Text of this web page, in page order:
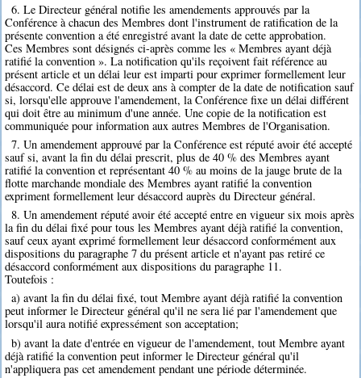
6. Le Directeur général notifie les amendements approuvés par la
Conférence à chacun des Membres dont l'instrument de ratification de la
présente convention a été enregistré avant la date de cette approbation.
Ces Membres sont désignés ci-après comme les « Membres ayant déjà
ratifié la convention ». La notification qu'ils reçoivent fait référence au
présent article et un délai leur est imparti pour exprimer formellement leur
désaccord. Ce délai est de deux ans à compter de la date de notification sauf
si, lorsqu'elle approuve l'amendement, la Conférence fixe un délai différent
qui doit être au minimum d'une année. Une copie de la notification est
communiquée pour information aux autres Membres de l'Organisation.
7. Un amendement approuvé par la Conférence est réputé avoir été accepté
sauf si, avant la fin du délai prescrit, plus de 40 % des Membres ayant
ratifié la convention et représentant 40 % au moins de la jauge brute de la
flotte marchande mondiale des Membres ayant ratifié la convention
expriment formellement leur désaccord auprès du Directeur général.
8. Un amendement réputé avoir été accepté entre en vigueur six mois après
la fin du délai fixé pour tous les Membres ayant déjà ratifié la convention,
sauf ceux ayant exprimé formellement leur désaccord conformément aux
dispositions du paragraphe 7 du présent article et n'ayant pas retiré ce
désaccord conformément aux dispositions du paragraphe 11.
Toutefois :
a) avant la fin du délai fixé, tout Membre ayant déjà ratifié la convention
peut informer le Directeur général qu'il ne sera lié par l'amendement que
lorsqu'il aura notifié expressément son acceptation;
b) avant la date d'entrée en vigueur de l'amendement, tout Membre ayant
déjà ratifié la convention peut informer le Directeur général qu'il
n'appliquera pas cet amendement pendant une période déterminée.